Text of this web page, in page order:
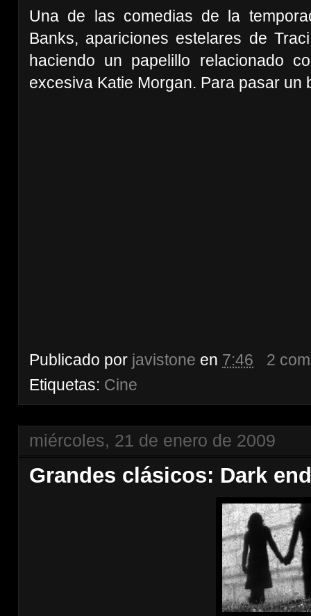
Una de las comedias de la
Banks, apariciones estelares de
haciendo un papelillo relacionado
excesiva Katie Morgan. Para pasar un
Publicado por javistone en 7:46
2
Etiquetas: Cine
miércoles, 21 de enero de 2009
Grandes clásicos: Dark